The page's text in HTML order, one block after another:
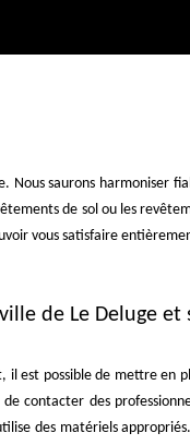
Nous saurons harmoniser
de sol ou les
vous satisfaire
de Le Deluge et
il est possible de mettre en
contacter des
des matériels